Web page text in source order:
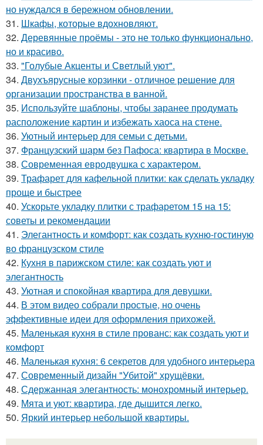
но нуждался в бережном обновлении.
31. Шкафы, которые вдохновляют.
32. Деревянные проёмы - это не только функционально,
но и красиво.
33. "Голубые Акценты и Светлый уют".
34. Двухъярусные корзинки - отличное решение для
организации пространства в ванной.
35. Используйте шаблоны, чтобы заранее продумать
расположение картин и избежать хаоса на стене.
36. Уютный интерьер для семьи с детьми.
37. Французский шарм без Пафоса: квартира в Москве.
38. Современная евродвушка с характером.
39. Трафарет для кафельной плитки: как сделать укладку
проще и быстрее
40. Ускорьте укладку плитки с трафаретом 15 на 15:
советы и рекомендации
41. Элегантность и комфорт: как создать кухню-гостиную
во французском стиле
42. Кухня в парижском стиле: как создать уют и
элегантность
43. Уютная и спокойная квартира для девушки.
44. В этом видео собрали простые, но очень
эффективные идеи для оформления прихожей.
45. Маленькая кухня в стиле прованс: как создать уют и
комфорт
46. Маленькая кухня: 6 секретов для удобного интерьера
47. Современный дизайн "Убитой" хрущёвки.
48. Сдержанная элегантность: монохромный интерьер.
49. Мята и уют: квартира, где дышится легко.
50. Яркий интерьер небольшой квартиры.